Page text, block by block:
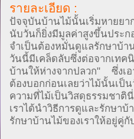
รายละเอียด :
ปัจจุบันบ้านไม้นั้นเริ่มหายย
นับวันก็ยิ่งมีมูลค่าสูงขึ้นประ
จำเป็นต้องหมั่นดูแลรักษาบ้า
วันนี้มีเคล็ดลับซึ่งต่อจากเท
บ้านให้ห่างจากปลวก" ซึ่งเ
ต้องบอกก่อนเลยว่าไม้นั้น
ความที่ไม้เป็นวิสดุธรรมชาติ
เราได้นำวิธีการดูและรักษา
รักษาบ้านไม้ของเราให้อยู่คู่